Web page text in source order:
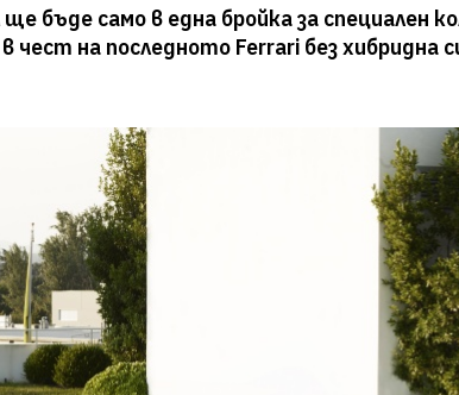
бъде само в една бройка за специален
чест на последното Ferrari без хибридна